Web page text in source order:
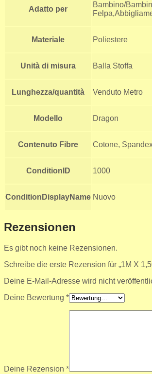
Adatto per
Bambino/
Materiale Poliestere
Unità di misura Balla Stoffa
Lunghezza/quantità Venduto Metro
Modello Dragon
Contenuto Fibre Cotone,
ConditionID 1000
ConditionDisplayName Nuovo
Rezensionen
Es gibt noch keine Rezensionen.
Schreibe die erste Rezension für „1M X
Deine E-Mail-Adresse wird nicht
Deine Bewertung *
Deine Rezension *